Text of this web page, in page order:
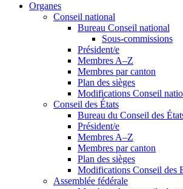
Organes
Conseil national
Bureau Conseil national
Sous-commissions
Président/e
Membres A–Z
Membres par canton
Plan des sièges
Modifications Conseil
Conseil des États
Bureau du Conseil des
Président/e
Membres A–Z
Membres par canton
Plan des sièges
Modifications Conseil des
Assemblée fédérale